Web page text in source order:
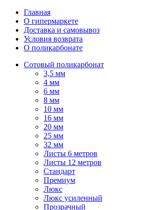
Главная
О гипермаркете
Доставка и самовывоз
Условия возврата
О поликарбонате
Сотовый поликарбонат
3,5 мм
4 мм
6 мм
8 мм
10 мм
16 мм
20 мм
25 мм
32 мм
Листы 6 метров
Листы 12 метров
Стандарт
Премиум
Люкс
Люкс усиленный
Прозрачный